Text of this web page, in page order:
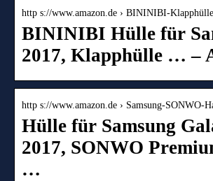
http s://www.amazon.de › BININIBI-
BININIBI Hülle für
2017, Klapphülle … –
http s://www.amazon.de › Samsung-SONWO-
Hülle für Samsung
2017, SONWO
…